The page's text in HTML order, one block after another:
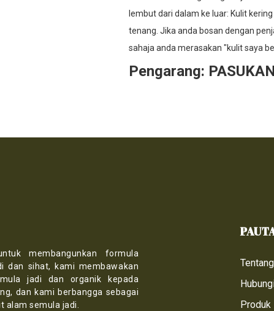
lembut dari dalam ke luar: Kulit
tenang. Jika anda bosan dengan
sahaja anda merasakan "kulit saya
Pengarang:
membangunkan formula
dan sihat, kami membawakan
jadi dan organik kepada
dan kami berbangga sebagai
alam semula jadi.
Produk